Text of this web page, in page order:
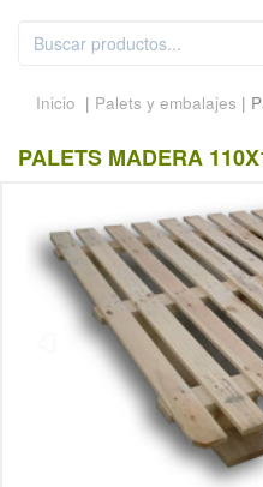
Inicio | Palets y embalajes |
PALETS MADERA